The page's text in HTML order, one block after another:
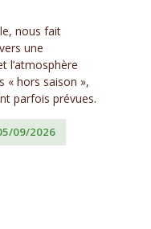
nous fait
une
l’atmosphère
« hors saison »,
parfois prévues.
09/2026